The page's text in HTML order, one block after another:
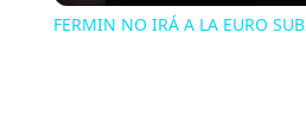
FERMIN NO IRÁ A LA EURO